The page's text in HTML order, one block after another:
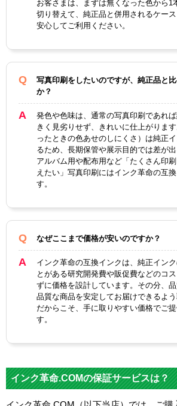
ICチップ あ
製品タイプ
お客さまは、まずは無くなった色から1
切り替えて、純正品と併用されるケース
安心してご利用ください。
写真印刷をしたいのですが、純正品と
か？
発色や色味は、通常の写真印刷であれ
きく見劣りせず、きれいに仕上がりま
ったときの色あせのしにくさ）は純正
るため、長期保管や展示目的では差が出
アルバム用や配布用など「たくさん印
えたい」写真印刷にはインク革命の互
す。
なぜここまで価格が安いのですか？
インク革命の互換インクは、純正イン
とがある研究開発費や販促費などのコ
ずに価格を設計しています。その分、
品質な商品を安定してお届けできるよう
だからこそ、手に取りやすい価格でご
す。
インク革命.COMの保証サービスは？